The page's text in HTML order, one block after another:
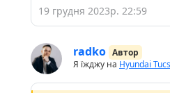
19 грудня 2023р. 22:59
radko Автор
Я їжджу на Hyundai